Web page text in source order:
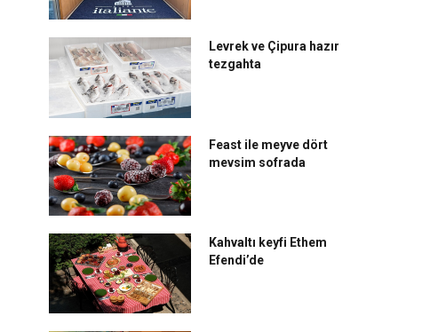
Levrek ve Çipura hazır
tezgahta
Feast ile meyve dört
mevsim sofrada
Kahvaltı keyfi Ethem
Efendi’de